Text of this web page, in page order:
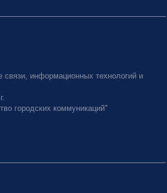
информационных технологий и
городских коммуникаций"